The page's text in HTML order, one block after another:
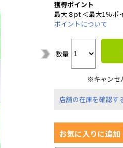
獲得ポイント
最大 8 pt ＜最大1％ポ
ポイントについて
数量
※キャンセ
店舗の在庫を確認す
お気に入りに追加